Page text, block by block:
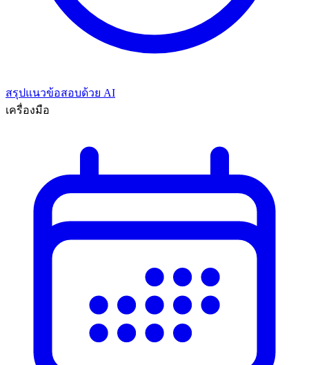
สรุปแนวข้อสอบด้วย AI
เครื่องมือ